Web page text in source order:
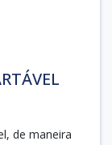
de maneira